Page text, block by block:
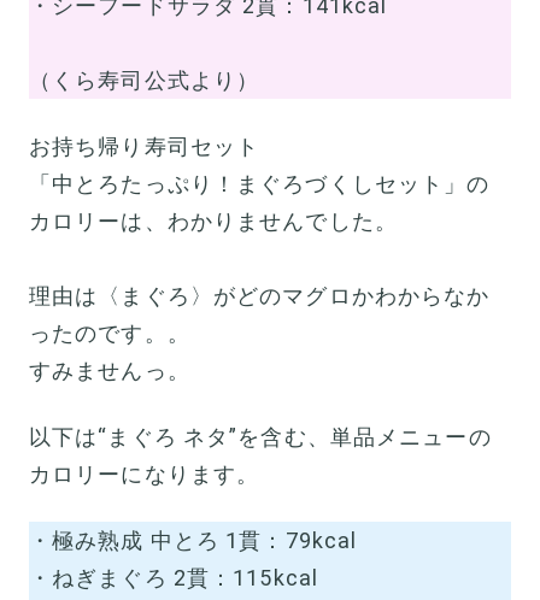
・シーフードサラダ 2貫：141kcal
（くら寿司公式より）
お持ち帰り寿司セット
「中とろたっぷり！まぐろづくしセット」の
カロリーは、わかりませんでした。
理由は〈まぐろ〉がどのマグロかわからなか
ったのです。。
すみませんっ。
以下は“まぐろ ネタ”を含む、単品メニューの
カロリーになります。
・極み熟成 中とろ 1貫：79kcal
・ねぎまぐろ 2貫：115kcal